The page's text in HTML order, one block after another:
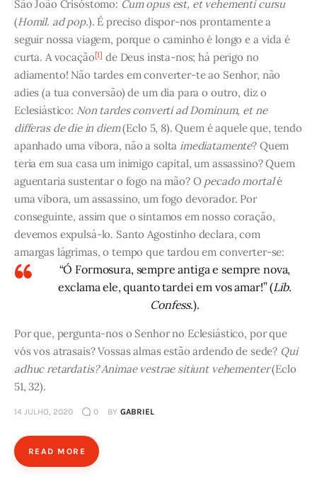
São João Crisóstomo: Cum opus est, et vehementi cursu
(Homil. ad pop.). É preciso dispor-nos prontamente a
seguir nossa viagem, porque o caminho é longo e a vida é
curta. A vocação[1] de Deus insta-nos; há perigo no
adiamento! Não tardes em converter-te ao Senhor, não
adies (a tua conversão) de um dia para o outro, diz o
Eclesiástico: Non tardes converti ad Dominum, et ne
differas de die in diem(Eclo 5, 8). Quem é aquele que, tendo
apanhado uma víbora, não a solta imediatamente? Quem
teria em sua casa um inimigo capital, um assassino? Quem
aguentaria sustentar o fogo na mão? O pecado mortalé
uma víbora, um assassino, um fogo devorador. Por
conseguinte, assim que o sintamos em nosso coração,
devemos expulsá-lo. Santo Agostinho declara, com
amargas lágrimas, o tempo que tardou em converter-se:
“Ó Formosura, sempre antiga e sempre nova,
exclama ele, quanto tardei em vos amar!” (Lib.
Confess.).
Por que, pergunta-nos o Senhor no Eclesiástico, por que
vós vos atrasais? Vossas almas estão ardendo de sede? Qui
adhuc retardatis? Animae vestrae sitiunt vehementer(Eclo
51, 32).
14 JULHO, 2020 0 BY GABRIEL
READ MORE